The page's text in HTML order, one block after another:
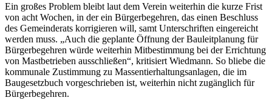
Ein großes Problem bleibt laut dem Verein weiterhin die kurze Frist
von acht Wochen, in der ein Bürgerbegehren, das einen Beschluss
des Gemeinderats korrigieren will, samt Unterschriften eingereicht
werden muss. „Auch die geplante Öffnung der Bauleitplanung für
Bürgerbegehren würde weiterhin Mitbestimmung bei der Errichtung
von Mastbetrieben ausschließen“, kritisiert Wiedmann. So bliebe die
kommunale Zustimmung zu Massentierhaltungsanlagen, die im
Baugesetzbuch vorgeschrieben ist, weiterhin nicht zugänglich für
Bürgerbegehren.